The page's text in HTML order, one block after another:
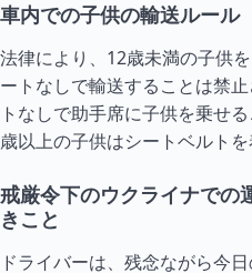
車内での子供の輸送ルール
法律により、12歳未満の子供
ートなしで輸送することは禁
トなしで助手席に子供を乗せ
歳以上の子供はシートベルト
戒厳令下のウクライナでの
きこと
ドライバーは、残念ながら今